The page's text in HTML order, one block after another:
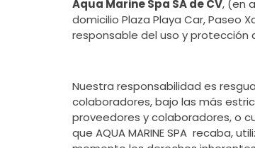
Aqua Marine Spa SA de CV, (en
domicilio Plaza Playa Car, Paseo
responsable del uso y
Nuestra responsabilidad es
colaboradores, bajo las más
proveedores y colaboradores, o
que AQUA MARINE SPA recaba,